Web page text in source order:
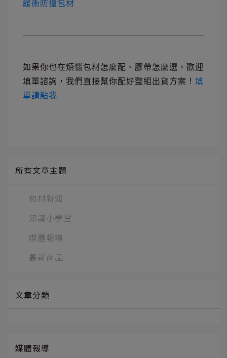
緩衝防撞包材
如果你也在煩惱包材怎麼配、膠帶怎麼選，歡迎
填單諮詢，我們直接幫你配好整組出貨方案！ 填
單請點我
所有文章主題
包材新知
知識小學堂
媒體報導
最新商品
文章分類
媒體報導